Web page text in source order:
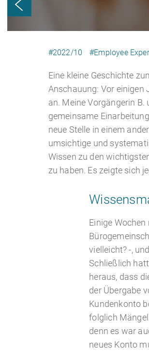
#2022/10 #Employee
Eine kleine Geschichte
Anschauung: Vor einigen
an. Meine Vorgängerin
gemeinsame
neue Stelle in einem
umsichtige und
Wissen zu den
zu haben. Es zeigte sich
Einige
vielleicht? -,
Schließlich
heraus, dass
der Übergabe
Kundenkonto
folglich
denn es war
neues Konto